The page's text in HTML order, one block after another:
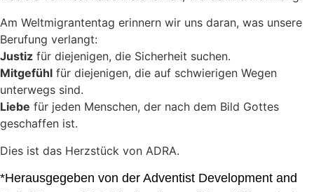
Am Weltmigrantentag erinnern wir uns daran, was unsere
Berufung verlangt:
Justiz für diejenigen, die Sicherheit suchen.
Mitgefühl für diejenigen, die auf schwierigen Wegen
unterwegs sind.
Liebe für jeden Menschen, der nach dem Bild Gottes
geschaffen ist.
Dies ist das Herzstück von ADRA.
*Herausgegeben von der Adventist Development and